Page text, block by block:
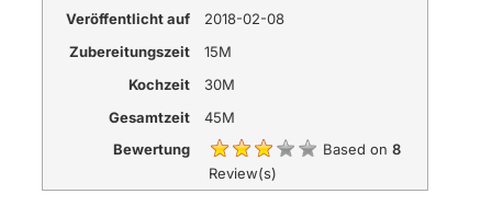
Veröffentlicht auf
2018-02-08
Zubereitungszeit
15M
Kochzeit
30M
Gesamtzeit
45M
Bewertung
Based on 8
Review(s)